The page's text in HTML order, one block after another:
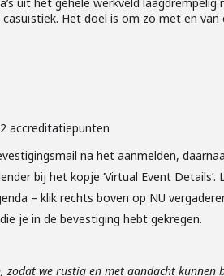
Het doel is om zo met en van
accreditatiepunten
na het aanmelden,
bij het kopje ‘Virtual Event
– klik rechts boven op NU
je in de bevestiging hebt gekregen.
we rustig en met aandacht kunnen